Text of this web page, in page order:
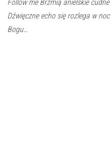
Follow me Brzmią anielskie
Dźwięczne echo się rozlega w
Bogu…